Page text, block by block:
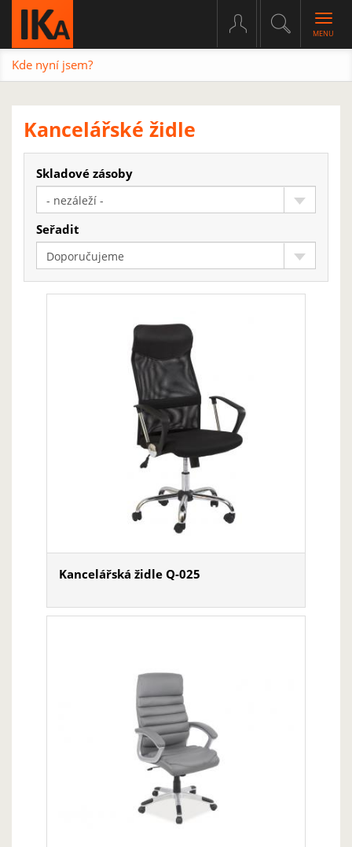
Kde nyní jsem?
Kancelářské židle
Skladové zásoby
- nezáleží -
Seřadit
Doporučujeme
Kancelářská židle Q-025